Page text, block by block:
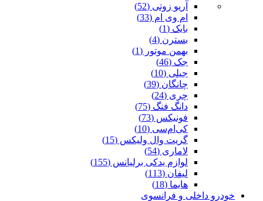
آریو زوتی (52)
ام وی ام (33)
بایک (1)
بسترن (4)
بهمن موتور (1)
جک (46)
جیلی (10)
چانگان (39)
چری (24)
دانگ فنگ (75)
فونیکس (73)
کی‌ام‌سی (10)
گریت وال ولیکس (15)
لاماری (54)
لوازم یدکی برلیانس (155)
لیفان (113)
هایما (18)
خودرو داخلی و فرانسوی